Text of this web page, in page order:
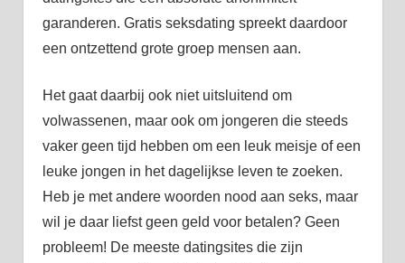
garanderen. Gratis seksdating spreekt daardoor
een ontzettend grote groep mensen aan.
Het gaat daarbij ook niet uitsluitend om
volwassenen, maar ook om jongeren die steeds
vaker geen tijd hebben om een leuk meisje of een
leuke jongen in het dagelijkse leven te zoeken.
Heb je met andere woorden nood aan seks, maar
wil je daar liefst geen geld voor betalen? Geen
probleem! De meeste datingsites die zijn